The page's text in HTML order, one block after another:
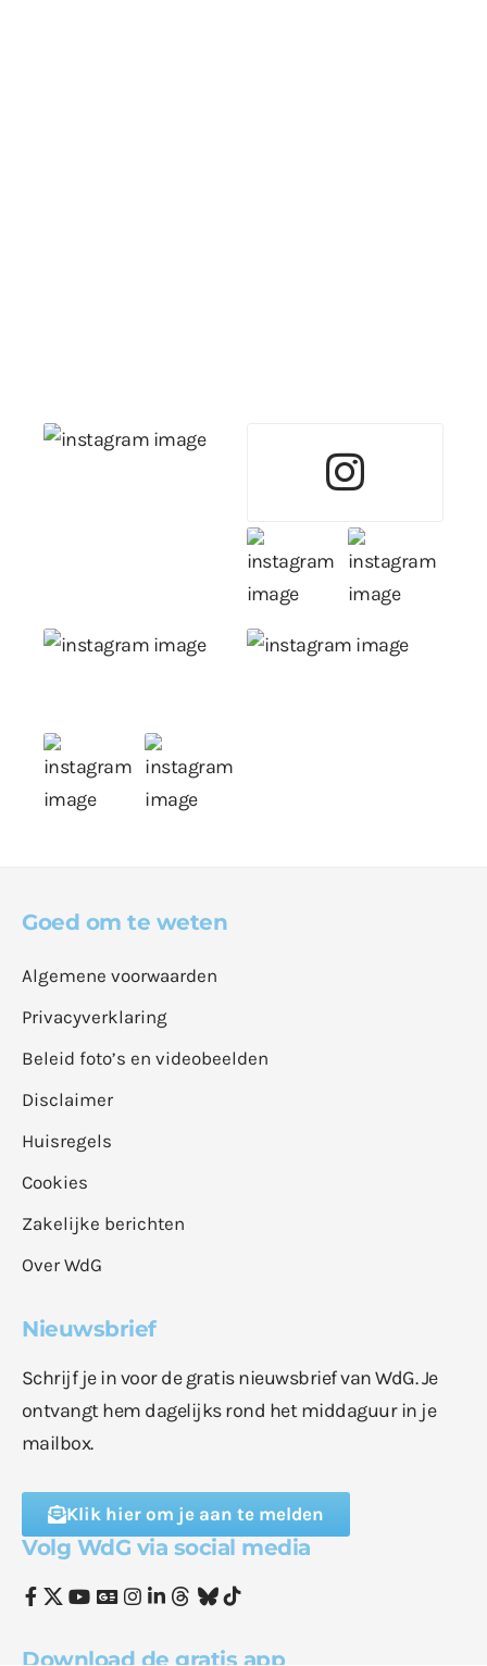
Goed om te weten
Algemene voorwaarden
Privacyverklaring
Beleid foto’s en videobeelden
Disclaimer
Huisregels
Cookies
Zakelijke berichten
Over WdG
Nieuwsbrief
Schrijf je in voor de gratis nieuwsbrief van WdG. Je
ontvangt hem dagelijks rond het middaguur in je
mailbox.
Klik hier om je aan te melden
Volg WdG via social media
Download de gratis app